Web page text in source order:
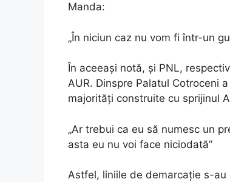
Manda:
„În niciun caz nu vom fi într-un
În aceeași notă, și PNL,
AUR. Dinspre Palatul Cotroceni
majorități construite cu sprijinul
„Ar trebui ca eu să numesc un
asta eu nu voi face niciodată”
Astfel, liniile de demarcație s-